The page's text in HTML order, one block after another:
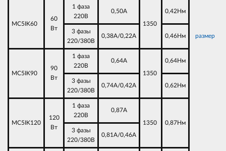
размер
MC5IK60
60
Вт
1 фаза
220В
0,50А
1350
0,42Нм
3 фазы
220/380В
0,38А/0,22А 0,46Нм
MC5IK90
90
Вт
1 фаза
220В
0,64А
1350
0,64Нм
3 фазы
220/380В
0,74А/0,42А 0,62Нм
MC5IK120
120
Вт
1 фаза
220В
0,87А
1350
0,87Нм
3 фазы
220/380В
0,81А/0,46А